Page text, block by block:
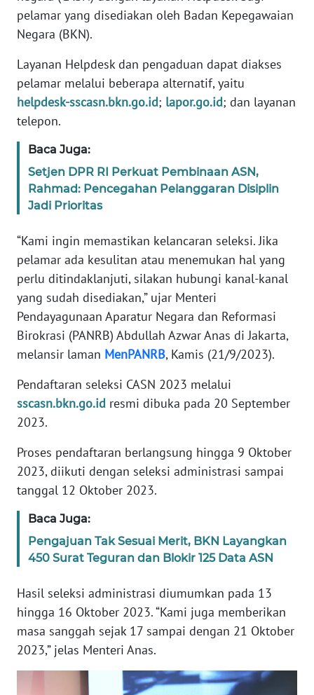
pelamar yang disediakan oleh Badan Kepegawaian
Negara (BKN).
Layanan Helpdesk dan pengaduan dapat diakses
pelamar melalui beberapa alternatif, yaitu
helpdesk-sscasn.bkn.go.id; lapor.go.id; dan layanan
telepon.
Baca Juga:
Setjen DPR RI Perkuat Pembinaan ASN,
Rahmad: Pencegahan Pelanggaran Disiplin
Jadi Prioritas
“Kami ingin memastikan kelancaran seleksi. Jika
pelamar ada kesulitan atau menemukan hal yang
perlu ditindaklanjuti, silakan hubungi kanal-kanal
yang sudah disediakan,” ujar Menteri
Pendayagunaan Aparatur Negara dan Reformasi
Birokrasi (PANRB) Abdullah Azwar Anas di Jakarta,
melansir laman MenPANRB, Kamis (21/9/2023).
Pendaftaran seleksi CASN 2023 melalui
sscasn.bkn.go.id resmi dibuka pada 20 September
2023.
Proses pendaftaran berlangsung hingga 9 Oktober
2023, diikuti dengan seleksi administrasi sampai
tanggal 12 Oktober 2023.
Baca Juga:
Pengajuan Tak Sesuai Merit, BKN Layangkan
450 Surat Teguran dan Blokir 125 Data ASN
Hasil seleksi administrasi diumumkan pada 13
hingga 16 Oktober 2023. “Kami juga memberikan
masa sanggah sejak 17 sampai dengan 21 Oktober
2023,” jelas Menteri Anas.
KARIR
DISCLAIMER
Wahana
News
WN
SUMUT
JAKARTA
WN
WN
BANTEN
WN
KEPRI
PAPUA
WN
PAPUA
BARAT
RIAU
WN
SERAMBI